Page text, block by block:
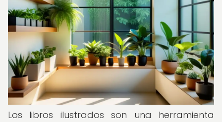
Los libros ilustrados son una herramienta